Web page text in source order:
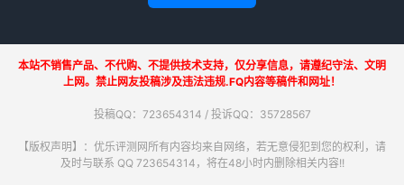
本站不销售产品、不代购、不提供技术支持，仅分享信息，请遵纪守法、文明
上网。禁止网友投稿涉及违法违规.FQ内容等稿件和网址！
投稿QQ：723654314 / 投诉QQ：35728567
【版权声明】：优乐评测网所有内容均来自网络，若无意侵犯到您的权利，请
及时与联系 QQ 723654314，将在48小时内删除相关内容!!